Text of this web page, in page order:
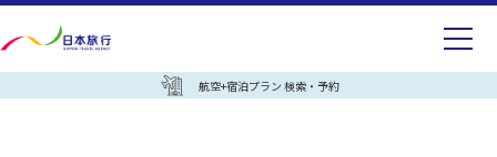
航空+宿泊プラン 検索・予約